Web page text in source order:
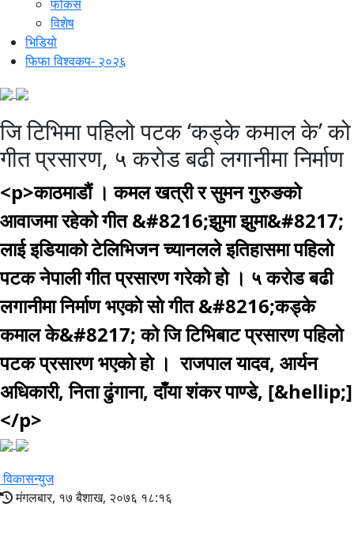
फोकस
विशेष
भिडियो
फिफा विश्वकप- २०२६
जि टिभिमा पहिलो पटक ‘कड्के कमाल के’ को
गीत प्रसारण, ५ कराेड बढी लगानीमा निर्माण
<p>काठमाडौं । कमल खत्री र सुमन गुरुङको
आवाजमा रहेको गीत &#8216;झुमा झुमा&#8217;
लाई इडियाको टेलिभिजन च्यानलले इतिहासमा पहिलो
पटक नेपाली गीत प्रसारण गरेको हो । ५ कराेड बढी
लगानीमा निर्माण भएकाे साे गीत &#8216;कड्के
कमाल के&#8217; को जि टिभिबाट प्रसारण पहिलाे
पटक प्रसारण भएकाे हाे । राजपाल यादव, आर्यन
अधिकारी, निता ढुंगाना, दाँया शंकर पाण्डे, [&hellip;]
</p>
विकासन्युज
मंगलबार, १७ बैशाख, २०७६ १८:१६